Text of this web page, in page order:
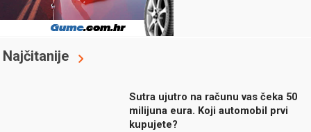
Najčitanije
Sutra ujutro na računu vas čeka 50
milijuna eura. Koji automobil prvi
kupujete?